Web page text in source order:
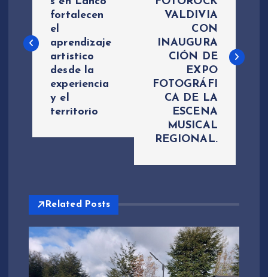
e
ó
n
d
fortalecen
el
aprendizaje
artístico
desde la
experiencia
y el
territorio
VALDIVIA
CON
INAUGURA
CIÓN DE
EXPO
FOTOGRÁFI
CA DE LA
ESCENA
MUSICAL
REGIONAL.
Related Posts